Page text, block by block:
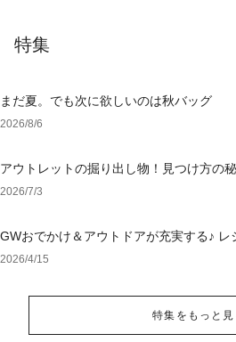
特集
まだ夏。でも次に欲しいのは秋バッグ
2026/8/6
アウトレットの掘り出し物！見つけ方の
2026/7/3
GWおでかけ＆アウトドアが充実する♪ レ
集
2026/4/15
特集をもっと見